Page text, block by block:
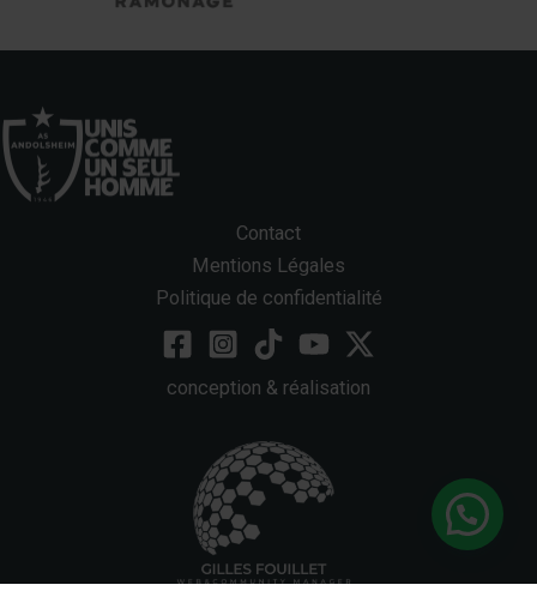
Contact
Mentions Légales
Politique de confidentialité
conception & réalisation